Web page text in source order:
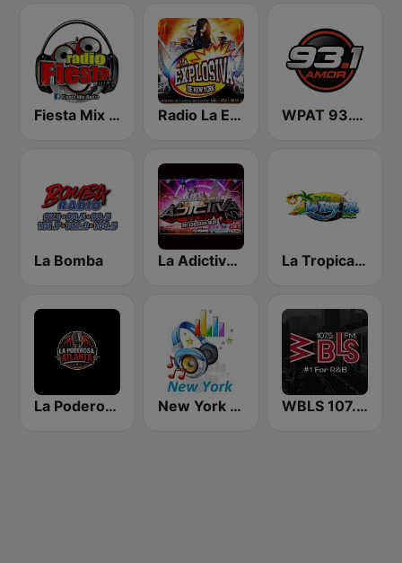
Fiesta Mix Radio Radio La Explosiva de New York WPAT 93.1 Amor FM
La Bomba La Adictiva NY La Tropical MX
La Poderosa Atlanta New York Classic Hits WBLS 107.5 FM (US Only)